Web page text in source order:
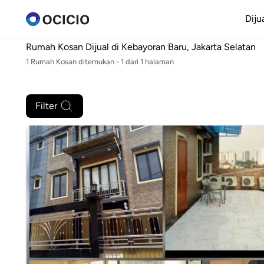
Rumah Kosan Dijual di Kebayoran Baru, Jakarta Selatan
1 Rumah Kosan ditemukan - 1 dari 1 halaman
Filter